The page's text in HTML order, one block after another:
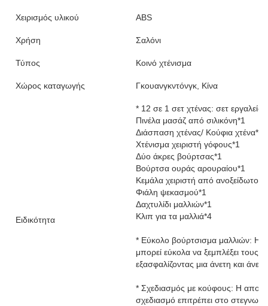
Χειρισμός υλικού ABS
Χρήση Σαλόνι
Τύπος Κοινό χτένισμα
Χώρος καταγωγής Γκουανγκντόνγκ, Κίνα
Ειδικότητα
* 12 σε 1 σετ χτένας: σετ
Πινέλα μασάζ από σιλικόνη*1
Διάσπαση χτένας/ Κούφια χτένα*1
Χτένισμα χειριστή γόφους*1
Δύο άκρες βούρτσας*1
Βούρτσα ουράς αρουραίου*1
Κεμάλα χειριστή από ανοξείδωτο
Φιάλη ψεκασμού*1
Δαχτυλίδι μαλλιών*1
Κλιπ για τα μαλλιά*4
* Εύκολο βούρτσισμα μαλλιών: Η
μπορεί εύκολα να ξεμπλέξει τους
εξασφαλίζοντας μια άνετη και
* Σχεδιασμός με κούφους: Η
σχεδιασμό επιτρέπει στο